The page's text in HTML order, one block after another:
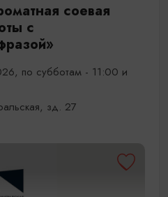
соевая
с
по субботам - 11:00 и
зд. 27